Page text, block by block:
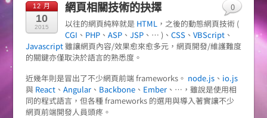
12 月
10
2015
網頁相關技術的抉擇
以往的網頁純粹就是 HTML，之後的動態網頁技術 (
CGI 、 PHP、 ASP、 JSP、… )、 CSS、 VBScript、
Javascript雖讓網頁內容/效果愈來愈多元，網頁開發/維護難度
的關鍵亦僅取決於語言的熟悉度。
近幾年則是冒出了不少網頁前端 frameworks。 node.js、 io.js
與 React、 Angular、 Backbone、 Ember、…，雖說是使用相
同的程式語言，但各種 frameworks 的選用與導入著實讓不少
網頁前端開發人員頭疼。
0